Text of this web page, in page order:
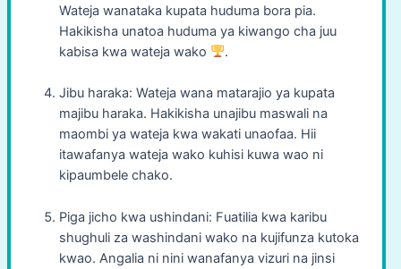
Wateja wanataka kupata huduma bora pia.
Hakikisha unatoa huduma ya kiwango cha juu
kabisa kwa wateja wako
.
Jibu haraka: Wateja wana matarajio ya kupata
majibu haraka. Hakikisha unajibu maswali na
maombi ya wateja kwa wakati unaofaa. Hii
itawafanya wateja wako kuhisi kuwa wao ni
kipaumbele chako.
Piga jicho kwa ushindani: Fuatilia kwa karibu
shughuli za washindani wako na kujifunza kutoka
kwao. Angalia ni nini wanafanya vizuri na jinsi